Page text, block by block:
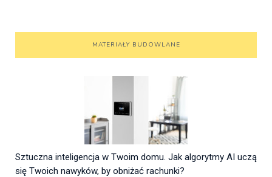
MATERIAŁY BUDOWLANE
Sztuczna inteligencja w Twoim domu. Jak algorytmy AI uczą
się Twoich nawyków, by obniżać rachunki?